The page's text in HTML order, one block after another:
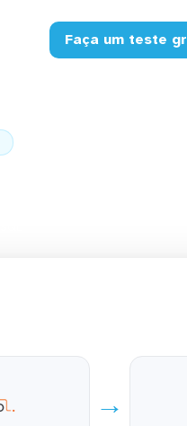
Faça um teste
→